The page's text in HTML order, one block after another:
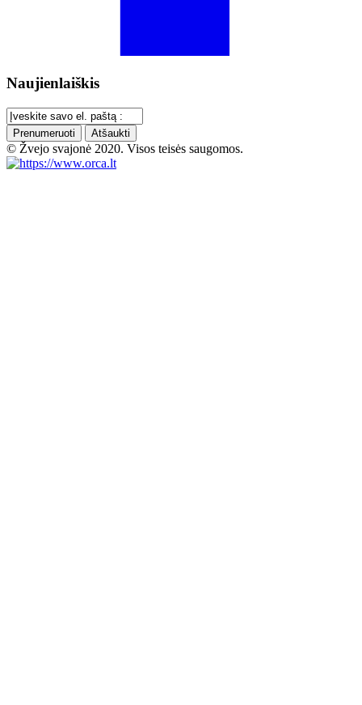
Naujienlaiškis
Prenumeruoti Atšaukti
© Žvejo svajonė 2020. Visos teisės saugomos.